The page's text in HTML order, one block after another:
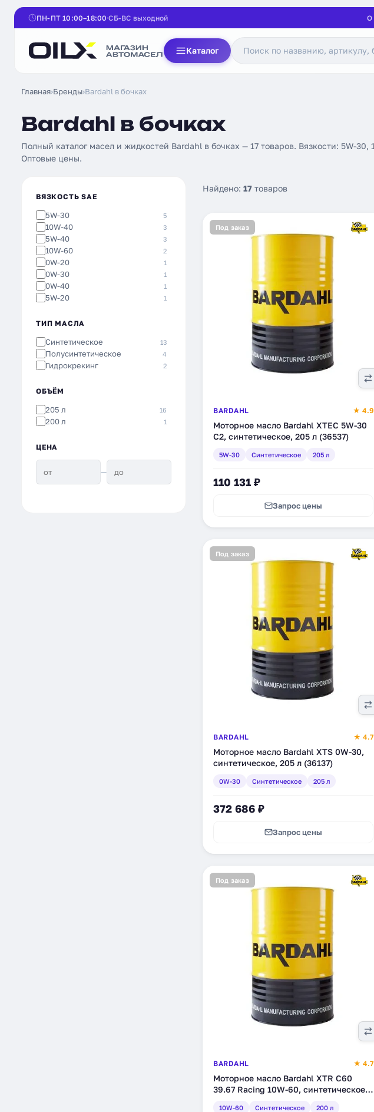
ПН-ПТ 10:00–18:00 СБ-ВС выходной О
Каталог
Главная›Бренды›Bardahl в бочках
Bardahl в бочках
Полный каталог масел и жидкостей Bardahl в бочках — 17 товаров. Вязкости: 5W-
Оптовые цены.
ВЯЗКОСТЬ SAE
5W-30 5
10W-40 3
5W-40 3
10W-60 2
0W-20 1
0W-30 1
0W-40 1
5W-20 1
ТИП МАСЛА
Синтетическое 13
Полусинтетическое 4
Гидрокрекинг 2
ОБЪЁМ
205 л 16
200 л 1
ЦЕНА
—
Найдено: 17 товаров
Под заказ
BARDAHL ★ 4.9
Моторное масло Bardahl XTEC 5W-30
C2, синтетическое, 205 л (36537)
5W-30 Синтетическое 205 л
110 131 ₽
Запрос цены
Под заказ
BARDAHL ★ 4.7
Моторное масло Bardahl XTS 0W-30,
синтетическое, 205 л (36137)
0W-30 Синтетическое 205 л
372 686 ₽
Запрос цены
Под заказ
BARDAHL ★ 4.7
Моторное масло Bardahl XTR C60
39.67 Racing 10W-60, синтетическое,
10W-60 Синтетическое 200 л